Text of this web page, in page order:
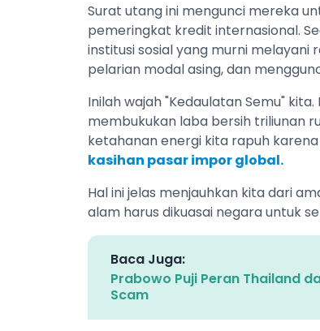
Surat utang ini mengunci mereka
pemeringkat kredit internasional.
institusi sosial yang murni
pelarian modal asing, dan
Inilah wajah "Kedaulatan Semu"
membukukan laba bersih triliunan
ketahanan energi kita rapuh
kasihan pasar impor global.
Hal ini jelas menjauhkan kita dari
alam harus dikuasai negara untuk
Baca Juga:
Prabowo Puji Peran Thailand
Scam